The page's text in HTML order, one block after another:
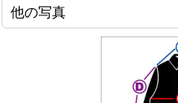
他の写真